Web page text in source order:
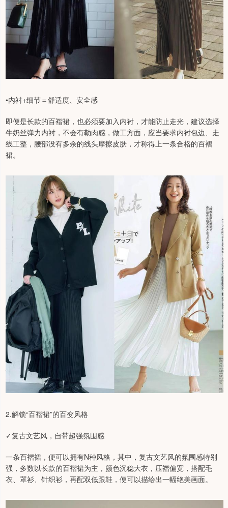
•内衬+细节＝舒适度、安全感
即便是长款的百褶裙，也必须要加入内衬，才能防止走光，建议选择
牛奶丝弹力内衬，不会有勒肉感，做工方面，应当要求内衬包边、走
线工整，腰部没有多余的线头摩擦皮肤，才称得上一条合格的百褶
裙。
2.解锁“百褶裙”的百变风格
✓复古文艺风，自带超强氛围感
一条百褶裙，便可以拥有N种风格，其中，复古文艺风的氛围感特别
强，多数以长款的百褶裙为主，颜色沉稳大衣，压褶偏宽，搭配毛
衣、罩衫、针织衫，再配双低跟鞋，便可以描绘出一幅绝美画面。